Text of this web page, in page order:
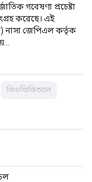
গবেষণা প্রচেষ্টা
করেছে। এই
নাসা জেপিএল কর্তৃক
জিওফিজিক্যাল